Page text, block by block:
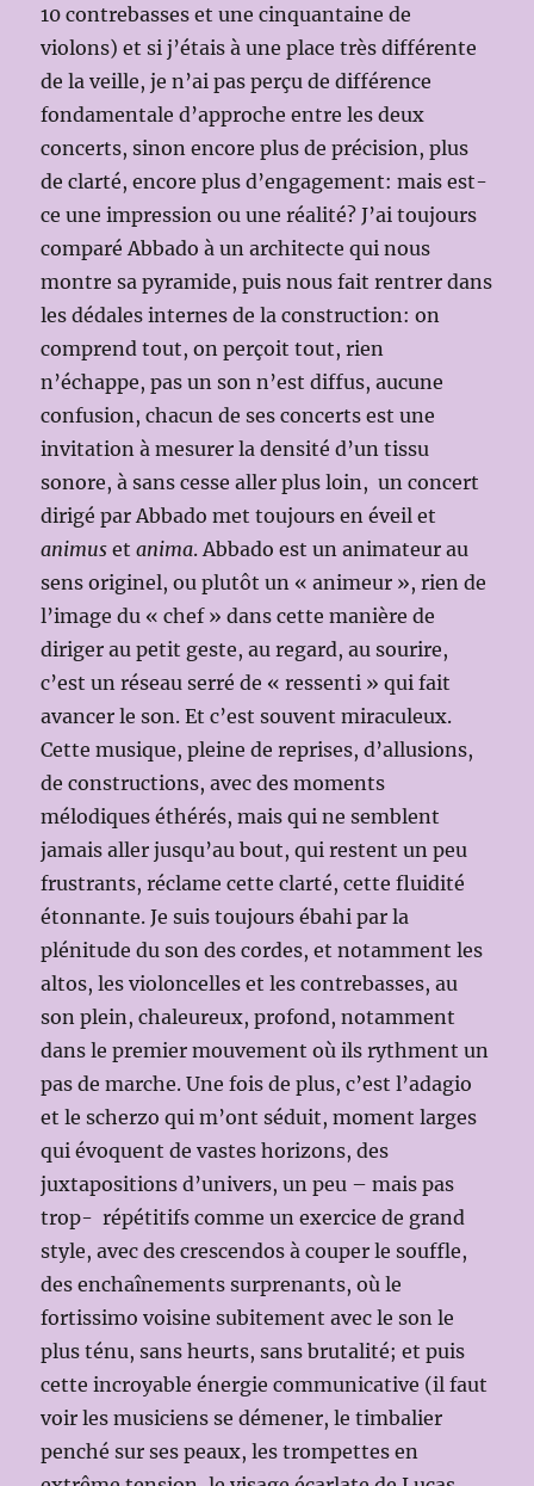
10 contrebasses et une cinquantaine de
violons) et si j’étais à une place très différente
de la veille, je n’ai pas perçu de différence
fondamentale d’approche entre les deux
concerts, sinon encore plus de précision, plus
de clarté, encore plus d’engagement: mais est-
ce une impression ou une réalité? J’ai toujours
comparé Abbado à un architecte qui nous
montre sa pyramide, puis nous fait rentrer dans
les dédales internes de la construction: on
comprend tout, on perçoit tout, rien
n’échappe, pas un son n’est diffus, aucune
confusion, chacun de ses concerts est une
invitation à mesurer la densité d’un tissu
sonore, à sans cesse aller plus loin, un concert
dirigé par Abbado met toujours en éveil et
animus etanima. Abbado est un animateur au
sens originel, ou plutôt un « animeur », rien de
l’image du « chef » dans cette manière de
diriger au petit geste, au regard, au sourire,
c’est un réseau serré de « ressenti » qui fait
avancer le son. Et c’est souvent miraculeux.
Cette musique, pleine de reprises, d’allusions,
de constructions, avec des moments
mélodiques éthérés, mais qui ne semblent
jamais aller jusqu’au bout, qui restent un peu
frustrants, réclame cette clarté, cette fluidité
étonnante. Je suis toujours ébahi par la
plénitude du son des cordes, et notamment les
altos, les violoncelles et les contrebasses, au
son plein, chaleureux, profond, notamment
dans le premier mouvement où ils rythment un
pas de marche. Une fois de plus, c’est l’adagio
et le scherzo qui m’ont séduit, moment larges
qui évoquent de vastes horizons, des
juxtapositions d’univers, un peu – mais pas
trop- répétitifs comme un exercice de grand
style, avec des crescendos à couper le souffle,
des enchaînements surprenants, où le
fortissimo voisine subitement avec le son le
plus ténu, sans heurts, sans brutalité; et puis
cette incroyable énergie communicative (il faut
voir les musiciens se démener, le timbalier
penché sur ses peaux, les trompettes en